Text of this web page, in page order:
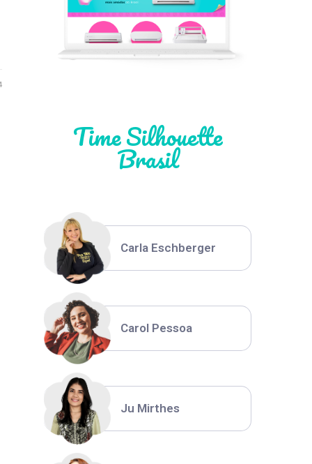
Time Silhouette
Brasil
Léia Pastori
Thiara Ney
Carla Eschberger
Carol Pessoa
Ju Mirthes